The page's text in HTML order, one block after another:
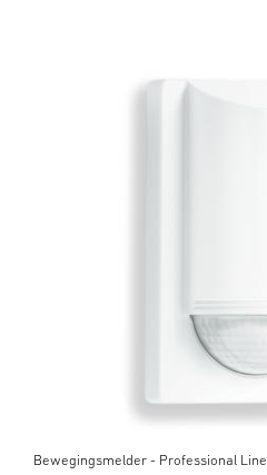
Bewegingsmelder - Professional Line